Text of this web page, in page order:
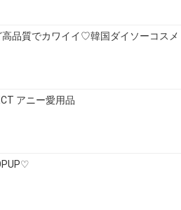
高品質でカワイイ♡韓国ダイソーコスメ
アニー愛用品